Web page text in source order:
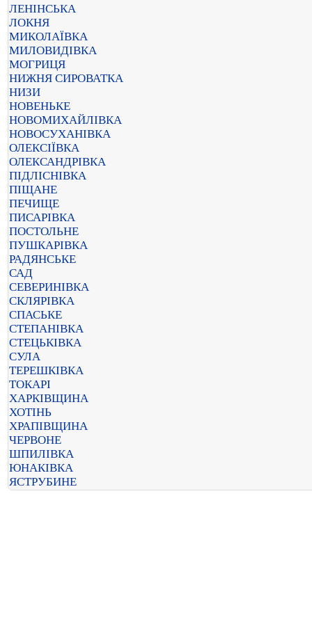
ЛЕНІНСЬКА
ЛОКНЯ
МИКОЛАЇВКА
МИЛОВИДІВКА
МОГРИЦЯ
НИЖНЯ СИРОВАТКА
НИЗИ
НОВЕНЬКЕ
НОВОМИХАЙЛІВКА
НОВОСУХАНІВКА
ОЛЕКСІЇВКА
ОЛЕКСАНДРІВКА
ПІДЛІСНІВКА
ПІЩАНЕ
ПЕЧИЩЕ
ПИСАРІВКА
ПОСТОЛЬНЕ
ПУШКАРІВКА
РАДЯНСЬКЕ
САД
СЕВЕРИНІВКА
СКЛЯРІВКА
СПАСЬКЕ
СТЕПАНІВКА
СТЕЦЬКІВКА
СУЛА
ТЕРЕШКІВКА
ТОКАРІ
ХАРКІВЩИНА
ХОТІНЬ
ХРАПІВЩИНА
ЧЕРВОНЕ
ШПИЛІВКА
ЮНАКІВКА
ЯСТРУБИНЕ